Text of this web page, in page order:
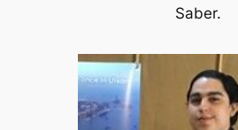
Saber.